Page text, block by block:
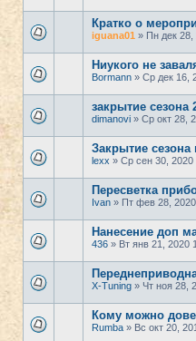
Кратко о
iguana01 » Пн дек
Ниукого не
Bormann » Ср дек 16,
закрытие сезона
dimanovi » Ср окт 28,
Закрытие
lexx » Ср сен 30,
Пересветка
Ivan » Пт фев 28,
Нанесение доп
436 » Вт янв 21, 2020
X-Tuning » Чт ноя 28,
Кому можно
Rumba » Вс окт 20,